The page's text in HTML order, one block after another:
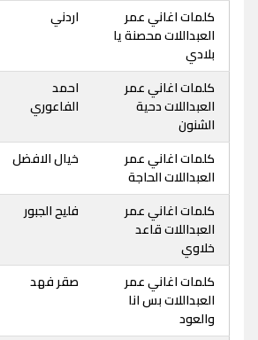
كلمات اغاني عمر
العبداللات محصنة يا
بلادي
اردني
كلمات اغاني عمر
العبداللات دحية
الشنون
احمد
الفاعوري
كلمات اغاني عمر
العبداللات الحاجة
خيال الافضل
كلمات اغاني عمر
العبداللات قاعد
خلاوي
فليح الجبور
كلمات اغاني عمر
العبداللات بس انا
والعود
صقر فهد